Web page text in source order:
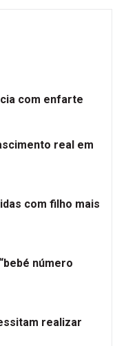
com enfarte
real em
com filho mais
número
realizar